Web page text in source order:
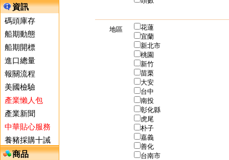
資訊
碼頭庫存
船期動態
船期開標
進口總量
報關流程
美國檢驗
產業懶人包
產業新聞
中華貼心服務
養豬採購十誡
商品
地區
花蓮
宜蘭
新北市
桃園
新竹
苗栗
大安
台中
南投
彰化縣
虎尾
朴子
嘉義
善化
台南市